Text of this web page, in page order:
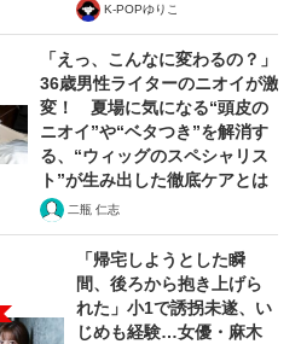
K-POPゆりこ
「えっ、こんなに変わるの？」
36歳男性ライターのニオイが激
変！ 夏場に気になる“頭皮の
ニオイ”や“ベタつき”を解消す
る、“ウィッグのスペシャリス
ト”が生み出した徹底ケアとは
二瓶 仁志
「帰宅しようとした瞬
間、後ろから抱き上げら
れた」小1で誘拐未遂、い
じめも経験…女優・麻木